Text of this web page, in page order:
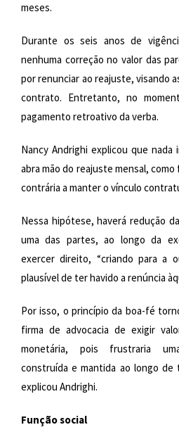
meses.
Durante os seis anos de
nenhuma correção no valor das
por renunciar ao reajuste, visando
contrato. Entretanto, no
pagamento retroativo da verba.
Nancy Andrighi explicou que
abra mão do reajuste mensal,
contrária a manter o vínculo
Nessa hipótese, haverá redução
uma das partes, ao longo da
exercer direito, “criando para a
plausível de ter havido a renúncia
Por isso, o princípio da boa-fé
firma de advocacia de exigir
monetária, pois frustraria
construída e mantida ao longo de
explicou Andrighi.
Função social